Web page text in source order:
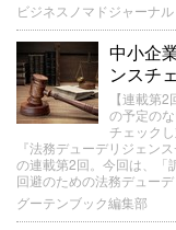
ビジネスノマドジャーナル
中小企
ンスチ
【連載第
の予定の
チェック
『法務デューデリジェン
の連載第2回。今回は、「
回避のための法務デュー
グーテンブック編集部